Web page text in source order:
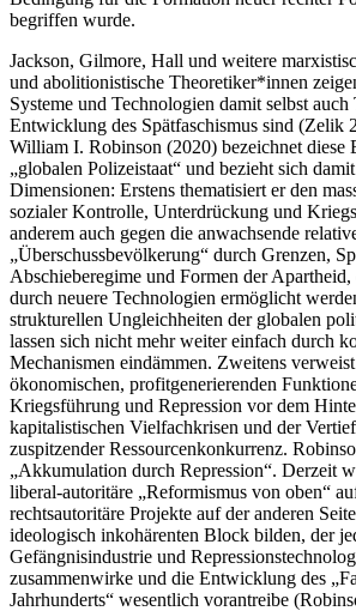
begriffen wurde.
Jackson, Gilmore, Hall und weitere
und abolitionistische Theoretiker*innen
Systeme und Technologien damit selbst auch
Entwicklung des Spätfaschismus sind (Zelik
William I. Robinson (2020) bezeichnet diese
„globalen Polizeistaat“ und bezieht sich
Dimensionen: Erstens thematisiert er den
sozialer Kontrolle, Unterdrückung und
anderem auch gegen die anwachsende
„Überschussbevölkerung“ durch Grenzen,
Abschieberegime und Formen der Apartheid,
durch neuere Technologien ermöglicht
strukturellen Ungleichheiten der globalen
lassen sich nicht mehr weiter einfach durch
Mechanismen eindämmen. Zweitens
ökonomischen, profitgenerierenden
Kriegsführung und Repression vor dem
kapitalistischen Vielfachkrisen und der
zuspitzender Ressourcenkonkurrenz.
„Akkumulation durch Repression“. Derzeit
liberal-autoritäre „Reformismus von oben“
rechtsautoritäre Projekte auf der anderen
ideologisch inkohärenten Block bilden, der
Gefängnisindustrie und
zusammenwirke und die Entwicklung des
Jahrhunderts“ wesentlich vorantreibe